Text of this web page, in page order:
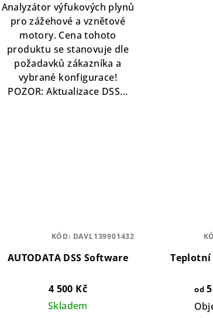
Analyzátor výfukových plynů
pro zážehové a vznětové
motory. Cena tohoto
produktu se stanovuje dle
požadavků zákazníka a
vybrané konfigurace!
POZOR: Aktualizace DSS...
AUTODATA DSS Software
4 500 Kč
Skladem
KÓD: DAVL139901432
Teplotní
od